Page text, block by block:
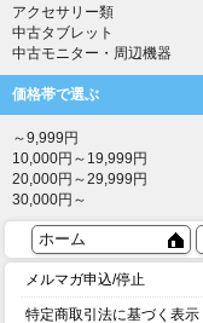
アクセサリー類
中古タブレット
中古モニター・周辺機器
価格帯で選ぶ
～9,999円
10,000円～19,999円
20,000円～29,999円
30,000円～
ホーム
メルマガ申込/停止
特定商取引法に基づく表示